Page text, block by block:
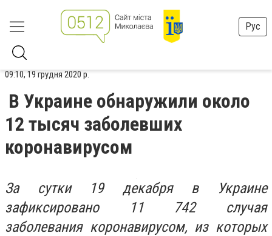
Рус
09:10, 19 грудня 2020 р.
В Украине обнаружили около
12 тысяч заболевших
коронавирусом
За сутки 19 декабря в Украине
зафиксировано
11 742 случая
заболевания коронавирусом, из которых